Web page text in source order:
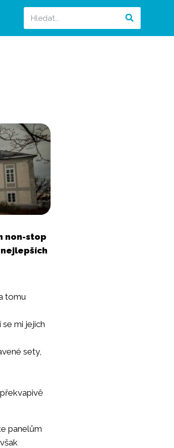
non-stop
tomu
mi jejich
sety,
panelům